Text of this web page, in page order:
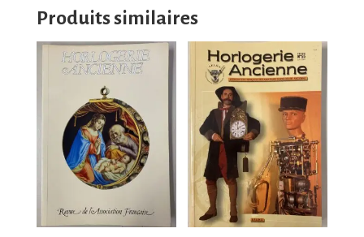
Produits similaires